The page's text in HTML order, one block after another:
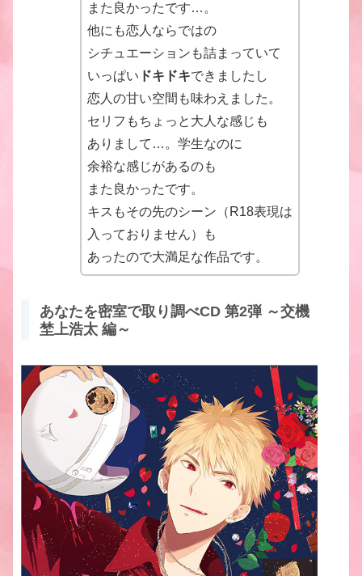
また良かったです…。
他にも恋人ならではの
シチュエーションも詰まっていて
いっぱい ドキドキできましたし
恋人の甘い空間も味わえました。
セリフもちょっと大人な感じも
ありまして…。学生なのに
余裕な感じがあるのも
また良かったです。
キスもその先のシーン（R18表現は
入っておりません）も
あったので大満足な作品です。
あなたを密室で取り調べCD 第2弾 ～交機
埜上浩太 編～